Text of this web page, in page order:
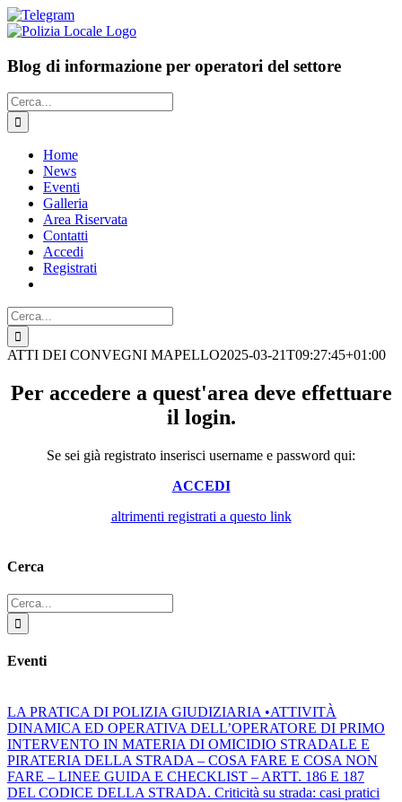
Salta
al
Facebook
LinkedIn
Telegram
Blog di informazione per operatori del settore
Cerca
per:
Home
News
Eventi
Galleria
Area Riservata
Contatti
Accedi
Registrati
Cerca
per:
ATTI DEI CONVEGNI MAPELLO2025-03-21T09:27:45+01:00
Per accedere a quest'area deve effettuare
il login.
Se sei già registrato inserisci username e password qui:
ACCEDI
altrimenti registrati a questo link
Cerca
Cerca
per:
Eventi
LA PRATICA DI POLIZIA GIUDIZIARIA •ATTIVITÀ
DINAMICA ED OPERATIVA DELL’OPERATORE DI PRIMO
INTERVENTO IN MATERIA DI OMICIDIO STRADALE E
PIRATERIA DELLA STRADA – COSA FARE E COSA NON
FARE – LINEE GUIDA E CHECKLIST – ARTT. 186 E 187
DEL CODICE DELLA STRADA. Criticità su strada: casi pratici